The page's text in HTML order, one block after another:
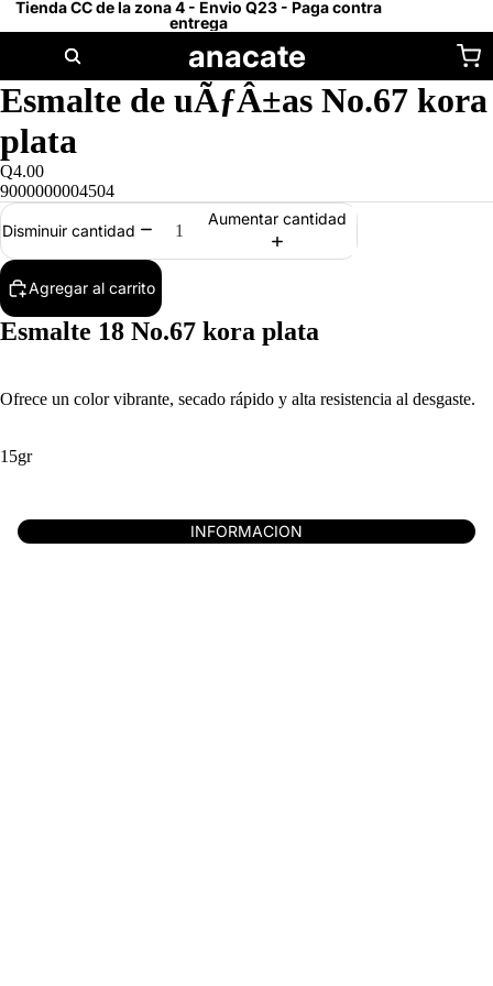
Tienda CC de la zona 4 - Envio Q23 - Paga contra
entrega
anacate
Esmalte de uÃƒÂ±as No.67 kora
plata
Q4.00
9000000004504
Disminuir cantidad
Aumentar cantidad
Agregar al carrito
Esmalte 18 No.67 kora plata
Ofrece un color vibrante, secado rápido y alta resistencia al desgaste.
15gr
INFORMACION